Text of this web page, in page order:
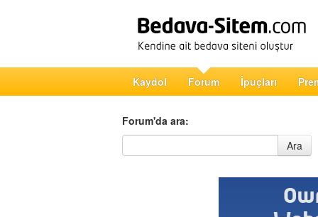
Kaydol Forum İpuçları
Forum'da ara:
Forum'da ara
Ara